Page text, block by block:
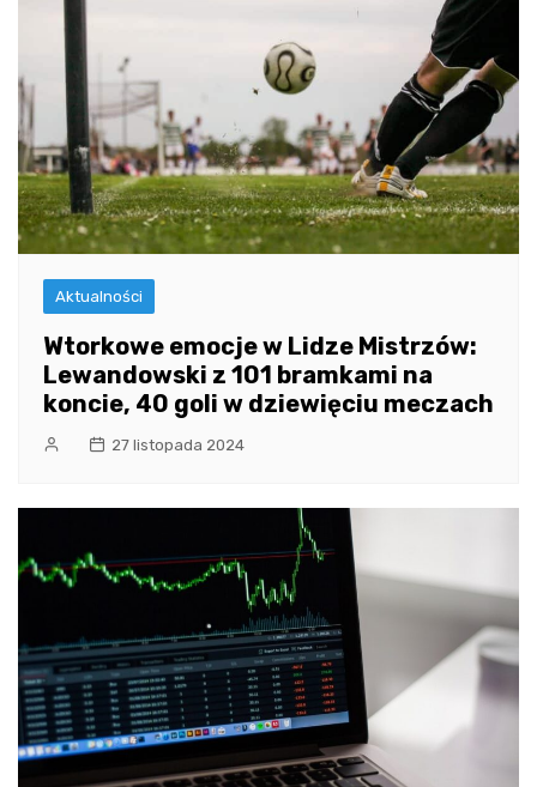
Aktualności
Wtorkowe emocje w Lidze Mistrzów:
Lewandowski z 101 bramkami na
koncie, 40 goli w dziewięciu meczach
27 listopada 2024